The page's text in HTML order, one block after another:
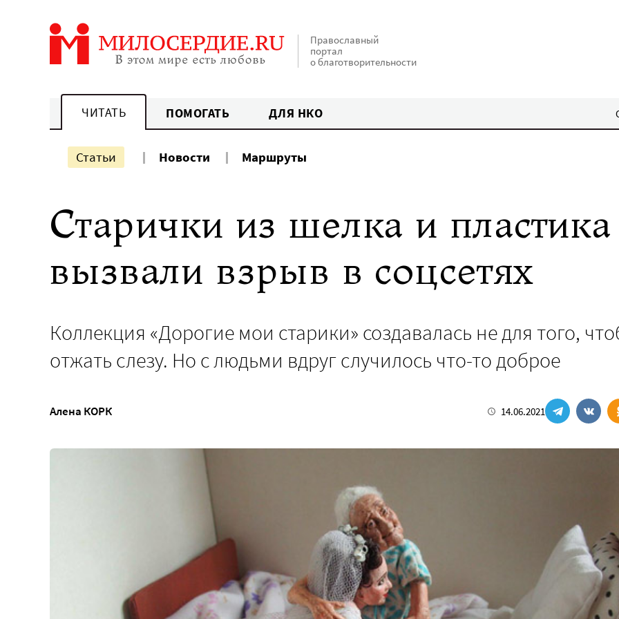
Православный
портал
о благотворительности
ЧИТАТЬ ПОМОГАТЬ ДЛЯ НКО
Статьи Новости Маршруты
Старички из шелка и пластика
вызвали взрыв в соцсетях
Коллекция «Дорогие мои старики» создавалась не для того,
отжать слезу. Но с людьми вдруг случилось что-то доброе
Алена КОРК 14.06.2021